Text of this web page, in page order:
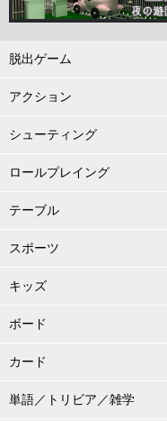
脱出ゲーム
アクション
シューティング
ロールプレイング
テーブル
スポーツ
キッズ
ボード
カード
単語／トリビア／雑学